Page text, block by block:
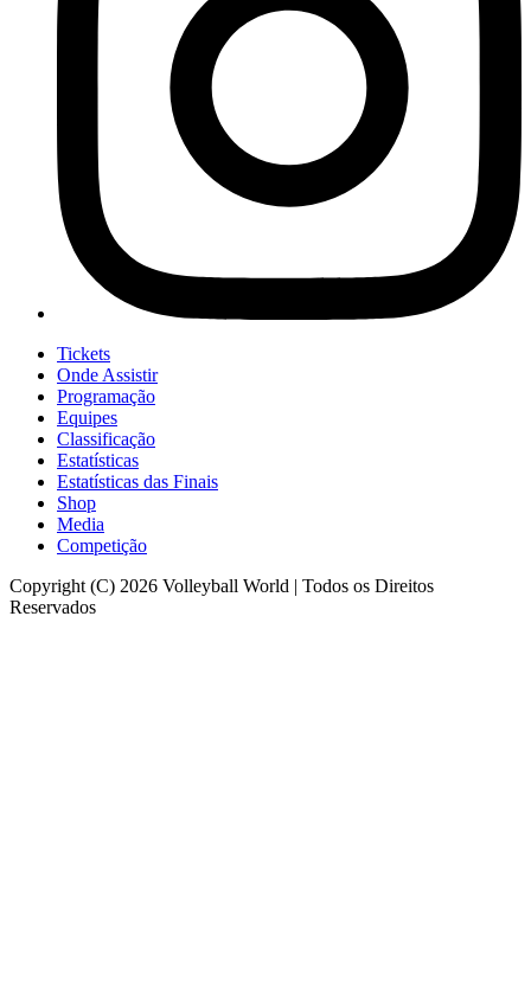
Tickets
Onde Assistir
Programação
Equipes
Classificação
Estatísticas
Estatísticas das Finais
Shop
Media
Competição
Copyright (C) 2026 Volleyball World | Todos os Direitos
Reservados